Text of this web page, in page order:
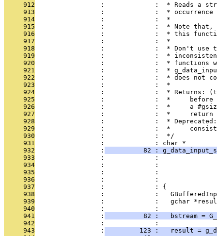
     912
:             :  * Reads a
     913
:             :  *
     914
                 :             :  *
     915
:             :  * Note
     916
:             :  * this
     917
                 :             :  *
     918
:             :  * Don't use
     919
:             :  *
     920
:             :  * functions
     921
:             :  *
     922
:             :  * does not
     923
                 :             :  *
     924
:             :  * Returns:
     925
:             :  *
     926
:             :  *     a
     927
:             :  *     return
     928
:             :  *
     929
:             :  *
     930
                 :             :  */
     931
                 :             : char *
     932
                 :
82 :
     933
:             :
     934
:             :
     935
:             :
     936
:             :
     937
                 :             : {
     938
:             :
     939
:             :   gchar
     940
                 :             :
     941
                 :
82 :   bstream =
     942
                 :             :
     943
                 :
123 :   result =